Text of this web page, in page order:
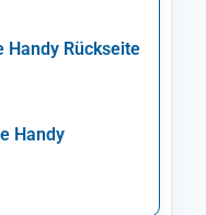
Handy Rückseite
Handy